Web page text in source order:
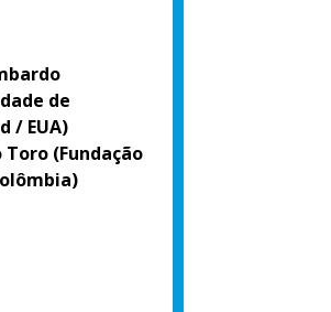
de
/ EUA)
Toro (Fundação